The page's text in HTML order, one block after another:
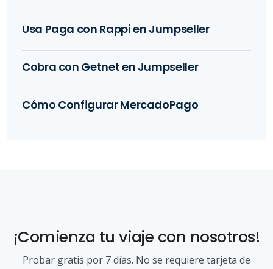
Usa Paga con Rappi en Jumpseller
Cobra con Getnet en Jumpseller
Cómo Configurar MercadoPago
¡Comienza tu viaje con nosotros!
Probar gratis por 7 días. No se requiere tarjeta de